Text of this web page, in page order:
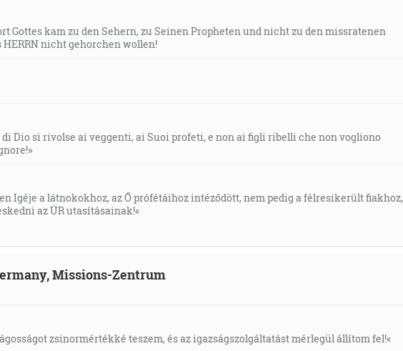
Gottes kam zu den Sehern, zu Seinen Propheten und nicht zu den missratenen
nicht gehorchen wollen!
di Dio si rivolse ai veggenti, ai Suoi profeti, e non ai figli ribelli che non vogliono
Igéje a látnokokhoz, az Ő prófétáihoz intéződött, nem pedig a félresikerült fiakhoz,
az ÚR utasításainak!«
Missions-Zentrum
zsinormértékké teszem, és az igazságszolgáltatást mérlegül állítom fel!«